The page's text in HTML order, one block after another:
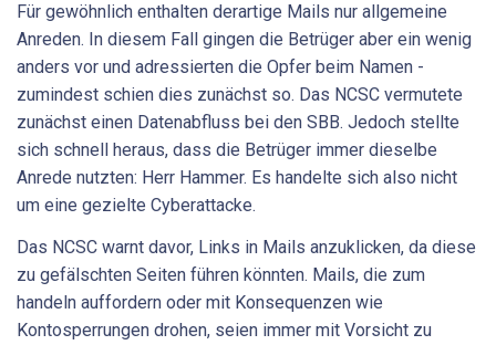
Für gewöhnlich enthalten derartige Mails nur allgemeine
Anreden. In diesem Fall gingen die Betrüger aber ein wenig
anders vor und adressierten die Opfer beim Namen -
zumindest schien dies zunächst so. Das NCSC vermutete
zunächst einen Datenabfluss bei den SBB. Jedoch stellte
sich schnell heraus, dass die Betrüger immer dieselbe
Anrede nutzten: Herr Hammer. Es handelte sich also nicht
um eine gezielte Cyberattacke.
Das NCSC warnt davor, Links in Mails anzuklicken, da diese
zu gefälschten Seiten führen könnten. Mails, die zum
handeln auffordern oder mit Konsequenzen wie
Kontosperrungen drohen, seien immer mit Vorsicht zu